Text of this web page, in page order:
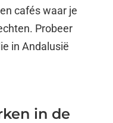
cafés waar je
Probeer
in Andalusië
in de